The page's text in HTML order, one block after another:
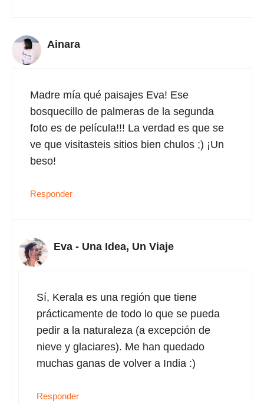
Ainara
Madre mía qué paisajes Eva! Ese
bosquecillo de palmeras de la segunda
foto es de película!!! La verdad es que se
ve que visitasteis sitios bien chulos ;) ¡Un
beso!
Responder
Eva - Una Idea, Un Viaje
Sí, Kerala es una región que tiene
prácticamente de todo lo que se pueda
pedir a la naturaleza (a excepción de
nieve y glaciares). Me han quedado
muchas ganas de volver a India :)
Responder